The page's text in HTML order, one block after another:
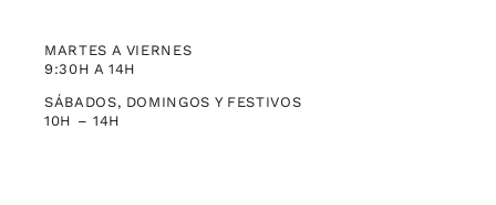
MARTES A VIERNES
9:30H A 14H
SÁBADOS, DOMINGOS Y FESTIVOS
10H – 14H